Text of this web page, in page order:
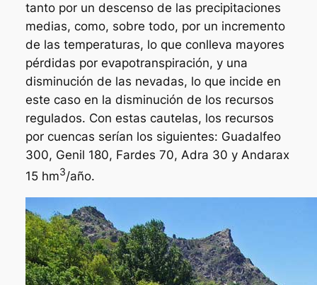
tanto por un descenso de las precipitaciones
medias, como, sobre todo, por un incremento
de las temperaturas, lo que conlleva mayores
pérdidas por evapotranspiración, y una
disminución de las nevadas, lo que incide en
este caso en la disminución de los recursos
regulados. Con estas cautelas, los recursos
por cuencas serían los siguientes: Guadalfeo
300, Genil 180, Fardes 70, Adra 30 y Andarax
15 hm3/año.